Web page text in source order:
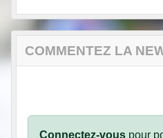
COMMENTEZ LA
Connectez-vous pour